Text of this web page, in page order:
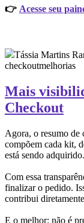
👉 Acesse seu
Tássia Martins
checkoutmelhorias
Mais
Checkout
Agora, o resumo de
compõem cada kit,
está sendo adquirido.
Com essa
finalizar o pedido.
contribui
E o melhor: não é